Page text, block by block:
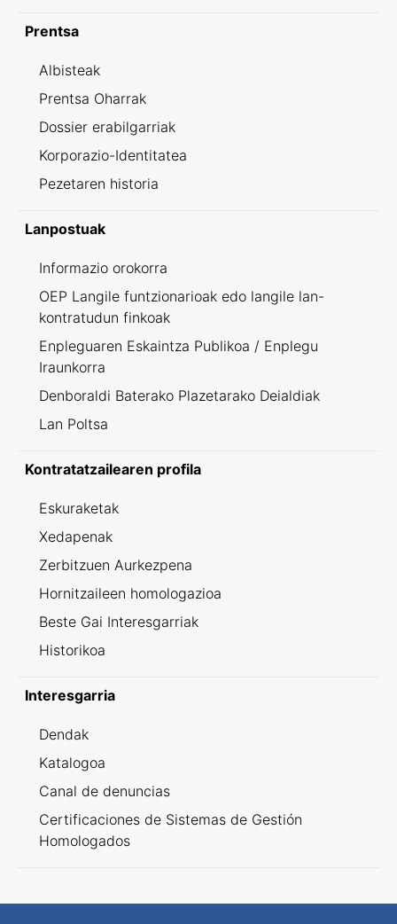
Prentsa
Albisteak
Prentsa Oharrak
Dossier erabilgarriak
Korporazio-Identitatea
Pezetaren historia
Lanpostuak
Informazio orokorra
OEP Langile funtzionarioak edo langile lan-
kontratudun finkoak
Enpleguaren Eskaintza Publikoa / Enplegu
Iraunkorra
Denboraldi Baterako Plazetarako Deialdiak
Lan Poltsa
Kontratatzailearen profila
Eskuraketak
Xedapenak
Zerbitzuen Aurkezpena
Hornitzaileen homologazioa
Beste Gai Interesgarriak
Historikoa
Interesgarria
Dendak
Katalogoa
Canal de denuncias
Certificaciones de Sistemas de Gestión
Homologados